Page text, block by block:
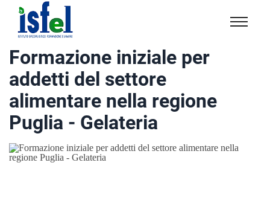
Isfel
Istituto
specialistico
formazione
e
lavoro
Formazione iniziale per
addetti del settore
alimentare nella regione
Puglia - Gelateria